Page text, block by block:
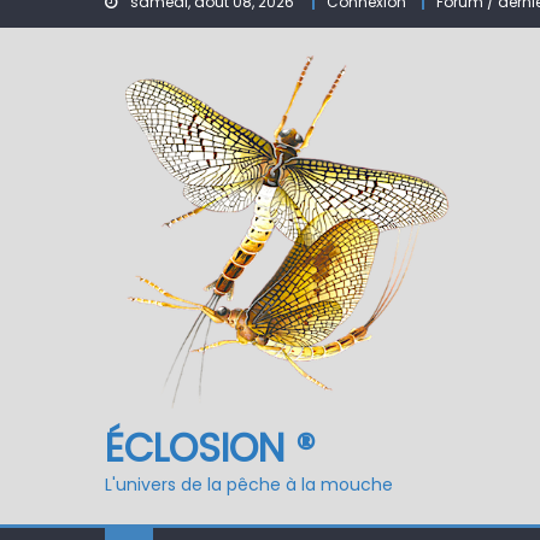
Nymphe pour NAV –
ÉCLOSION ®
L'univers de la pêche à la mouche